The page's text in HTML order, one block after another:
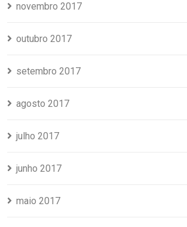
novembro 2017
outubro 2017
setembro 2017
agosto 2017
julho 2017
junho 2017
maio 2017